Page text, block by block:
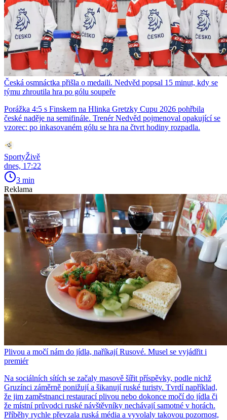
Česká osmnáctka přišla o medaili. Nedvěd popsal 15 minut, kdy se
týmu zhroutila hra po gólu soupeře
Porážka 4:5 s Finskem na Hlinka Gretzky Cupu 2026 pohřbila
české naděje na semifinále. Trenér Nedvěd pojmenoval opakující se
vzorec: po inkasovaném gólu se hra na čtvrt hodiny rozpadla.
SportyŽivě
dnes, 17:22
3 min
Reklama
Plivou a močí nám do jídla, naříkají Rusové. Musel se vyjádřit i
premiér
Na sociálních sítích se začaly masově šířit příspěvky, podle nichž
Gruzínci záměrně ponižují a šikanují ruské turisty. Tvrdí například,
že jim zaměstnanci restaurací plivou nebo dokonce močí do jídla či
že místní průvodci ruské návštěvníky nechávají samotné v horách.
Příběhy rychle převzala ruská média a vyvolaly takovou pozornost,